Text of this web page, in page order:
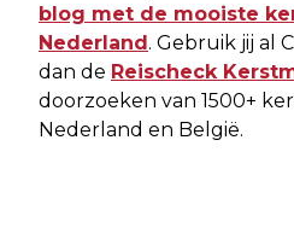
blog met de mooiste
Nederland. Gebruik jij al
dan de Reischeck
doorzoeken van 1500+
Nederland en België.